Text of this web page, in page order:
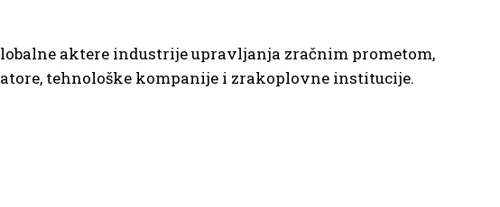
aktere industrije upravljanja zračnim prometom,
tehnološke kompanije i zrakoplovne institucije.